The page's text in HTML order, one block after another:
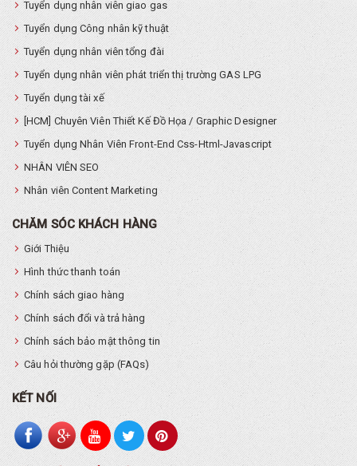
Tuyển dụng nhân viên giao gas
Tuyển dụng Công nhân kỹ thuật
Tuyển dụng nhân viên tổng đài
Tuyển dụng nhân viên phát triển thị trường GAS LPG
Tuyển dụng tài xế
[HCM] Chuyên Viên Thiết Kế Đồ Họa / Graphic Designer
Tuyển dụng Nhân Viên Front-End Css-Html-Javascript
NHÂN VIÊN SEO
Nhân viên Content Marketing
CHĂM SÓC KHÁCH HÀNG
Giới Thiệu
Hình thức thanh toán
Chính sách giao hàng
Chính sách đổi và trả hàng
Chính sách bảo mật thông tin
Câu hỏi thường gặp (FAQs)
KẾT NỐI